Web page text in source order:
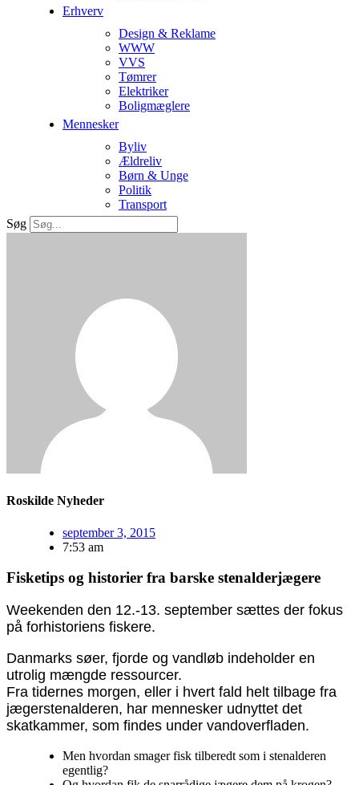
Erhverv
Design & Reklame
WWW
VVS
Tømrer
Elektriker
Boligmæglere
Mennesker
Byliv
Ældreliv
Børn & Unge
Politik
Transport
Søg
Roskilde Nyheder
september 3, 2015
7:53 am
Fisketips og historier fra barske stenalderjægere
Weekenden den 12.-13. september sættes der fokus
på forhistoriens fiskere.
Danmarks søer, fjorde og vandløb indeholder en
utrolig mængde ressourcer.
Fra tidernes morgen, eller i hvert fald helt tilbage fra
jægerstenalderen, har mennesker udnyttet det
skatkammer, som findes under vandoverfladen.
Men hvordan smager fisk tilberedt som i stenalderen
egentlig?